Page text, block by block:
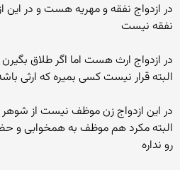
در ازدواج نفقه و مهریه هست و در
نفقه نیست
در ازدواج ارث هست اما اگر طلاق بگیرن
البته قرار نیست کسی بمیره که ارثی
در این ازدواج زن موظف نیست از شوهر
البته مکرد هم موظف به همخوابی و
رو نداره